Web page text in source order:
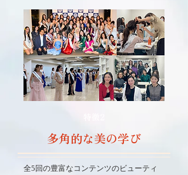
多角的な美の学び
全5回の豊富なコンテンツのビューティ